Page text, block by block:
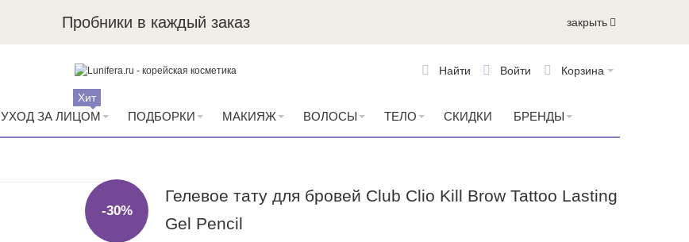
Пробники в каждый заказ закрыть
Корзина
Войти
Найти
УХОД ЗА ЛИЦОМ
Хит
ПОДБОРКИ МАКИЯЖ ВОЛОСЫ ТЕЛО СКИДКИ БРЕНДЫ
Гелевое тату для бровей Club Clio Kill Brow Tattoo Lasting
Gel Pencil
-30%